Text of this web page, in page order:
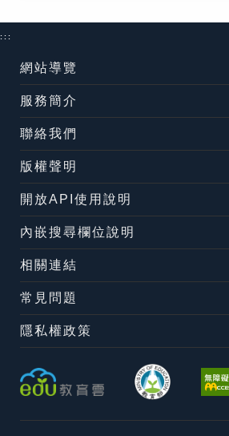
:::
網站導覽
服務簡介
聯絡我們
版權聲明
開放API使用說明
內嵌搜尋欄位說明
相關連結
常見問題
隱私權政策